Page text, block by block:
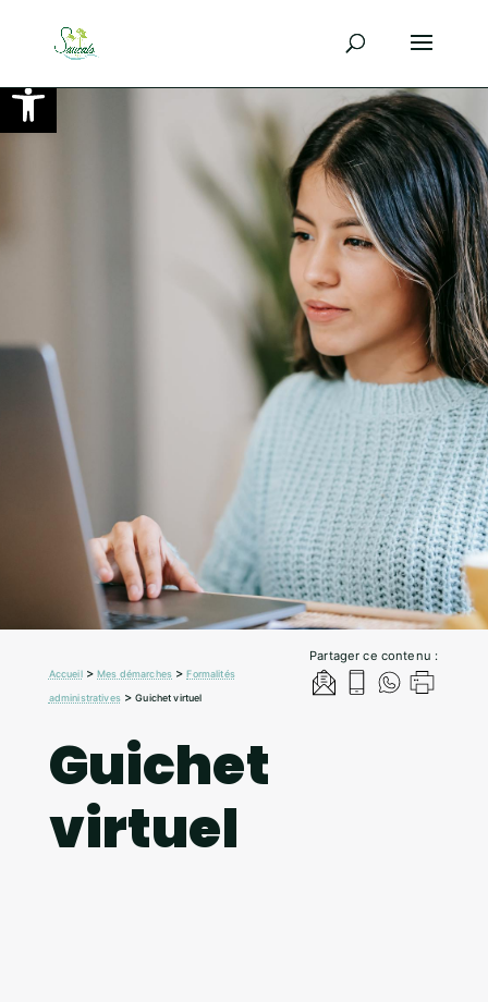
Ouvrir la barre d’outils
Partager ce contenu :
Accueil>Mes démarches >Formalités
administratives>Guichet virtuel
Guichet
virtuel